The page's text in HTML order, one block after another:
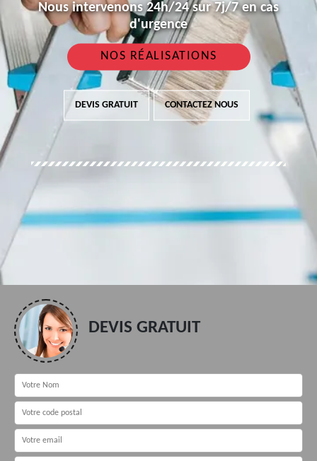
Nous intervenons 24h/24 sur 7j/7 en cas
d'urgence
NOS RÉALISATIONS
DEVIS GRATUIT CONTACTEZ NOUS
DEVIS GRATUIT